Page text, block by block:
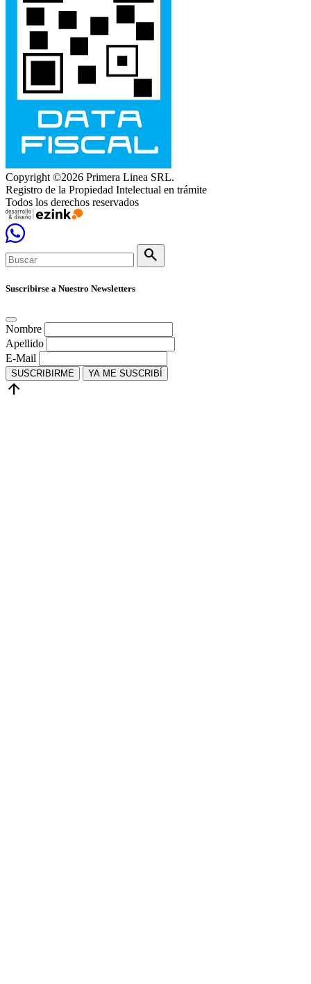
Copyright ©2026 Primera Linea SRL.
Registro de la Propiedad Intelectual en trámite
Todos los derechos reservados
search
Suscribirse a Nuestro Newsletters
Nombre
Apellido
E-Mail
SUSCRIBIRME YA ME SUSCRIBÍ
arrow_upward